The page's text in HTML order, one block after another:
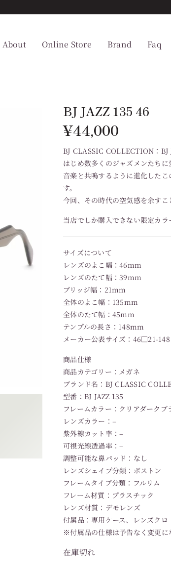
About Online Store Brand Faq
BJ JAZZ 135 46
¥44,000
BJ CLASSIC COLLECTION：BJ
はじめ数多くのジャズメンたちに
音楽と共鳴するように進化した
す。
今回、その時代の空気感を余すこ
当店でしか購入できない限定カ
サイズについて
レンズのよこ幅：46mm
レンズのたて幅：39mm
ブリッジ幅：21mm
全体のよこ幅：135mm
全体のたて幅：45mm
テンプルの長さ：148mm
メーカー公表サイズ：46□21-148
商品仕様
商品カテゴリー：メガネ
ブランド名：BJ CLASSIC
型番：BJ JAZZ 135
フレームカラー：クリアダークブ
レンズカラー：–
紫外線カット率：–
可視光線透過率：–
調整可能な鼻パッド：なし
レンズシェイプ分類：ボストン
フレームタイプ分類：フルリム
フレーム材質：プラスチック
レンズ材質：デモレンズ
付属品：専用ケース、レンズクロ
※付属品の仕様は予告なく変更に
在庫切れ